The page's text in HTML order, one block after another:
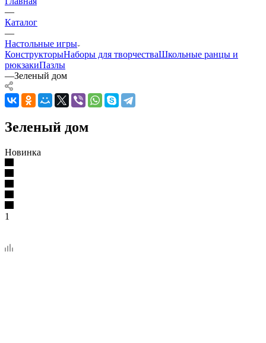
—
Каталог
—
Настольные игры
КонструкторыНаборы для творчестваШкольные ранцы и
рюкзакиПазлы
—Зеленый дом
Зеленый дом
Новинка
1